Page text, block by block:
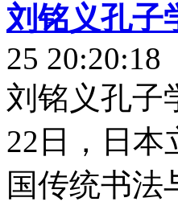
刘铭义孔子
25 20:20:18
刘铭义孔子
22日，日本
国传统书法